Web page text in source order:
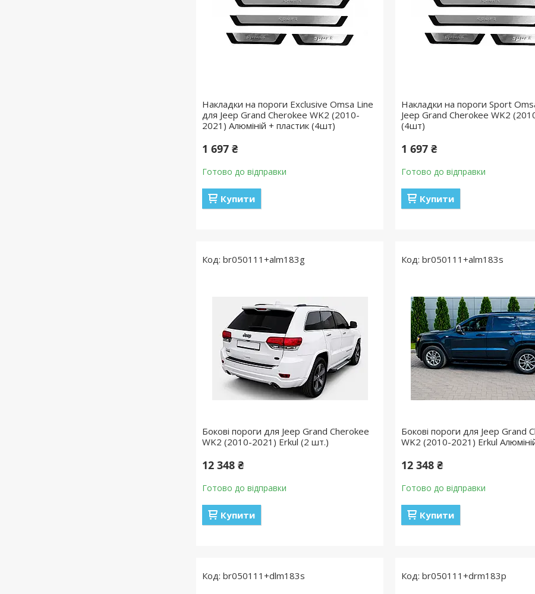
Накладки на пороги Exclusive Omsa Line
для Jeep Grand Cherokee WK2 (2010-
2021) Алюміній + пластик (4шт)
1 697 ₴
Готово до відправки
Купити
Накладки на пороги Sport
Jeep Grand Cherokee WK2
(4шт)
1 697 ₴
Готово до відправки
Купити
br050111+alm183g
Бокові пороги для Jeep Grand Cherokee
WK2 (2010-2021) Erkul (2 шт.)
12 348 ₴
Готово до відправки
Купити
br050111+alm183s
Бокові пороги для Jeep Grand
WK2 (2010-2021) Erkul
12 348 ₴
Готово до відправки
Купити
br050111+dlm183s br050111+drm183p